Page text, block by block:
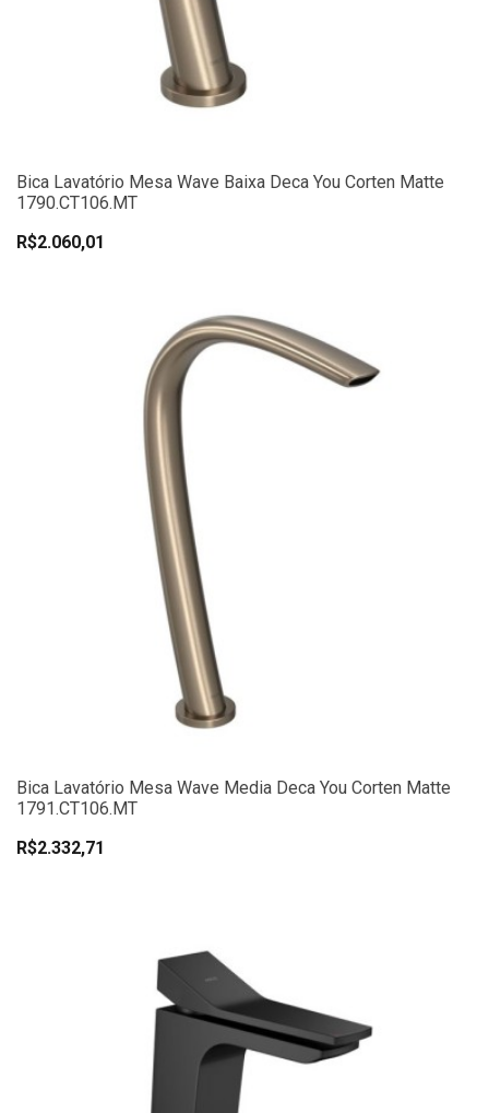
Bica Lavatório Mesa Wave Baixa Deca You Corten Matte
1790.CT106.MT
R$2.060,01
Bica Lavatório Mesa Wave Media Deca You Corten Matte
1791.CT106.MT
R$2.332,71